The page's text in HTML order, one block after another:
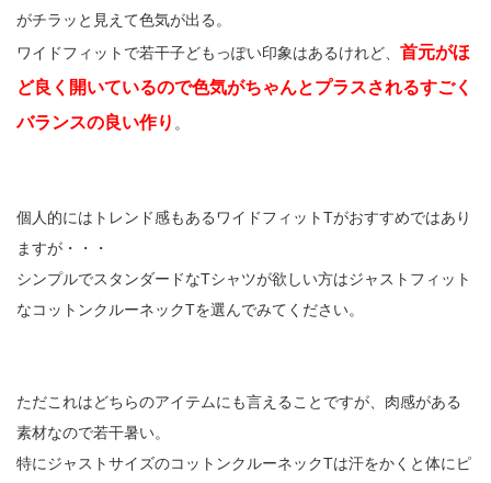
がチラッと見えて色気が出る。
ワイドフィットで若干子どもっぽい印象はあるけれど、 首元がほ
ど良く開いているので色気がちゃんとプラスされるすごく
バランスの良い作り 。
個人的にはトレンド感もあるワイドフィットTがおすすめではあり
ますが・・・
シンプルでスタンダードなTシャツが欲しい方はジャストフィット
なコットンクルーネックTを選んでみてください。
ただこれはどちらのアイテムにも言えることですが、肉感がある
素材なので若干暑い。
特にジャストサイズのコットンクルーネックTは汗をかくと体にピ